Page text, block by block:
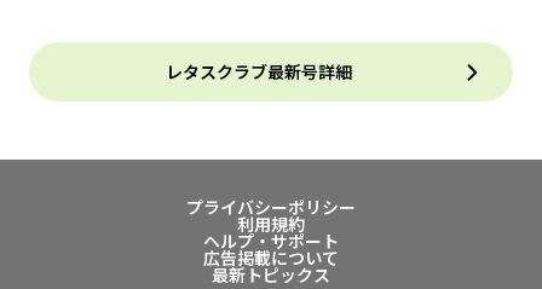
レタスクラブ最新号詳細
プライバシーポリシー
利用規約
ヘルプ・サポート
広告掲載について
最新トピックス